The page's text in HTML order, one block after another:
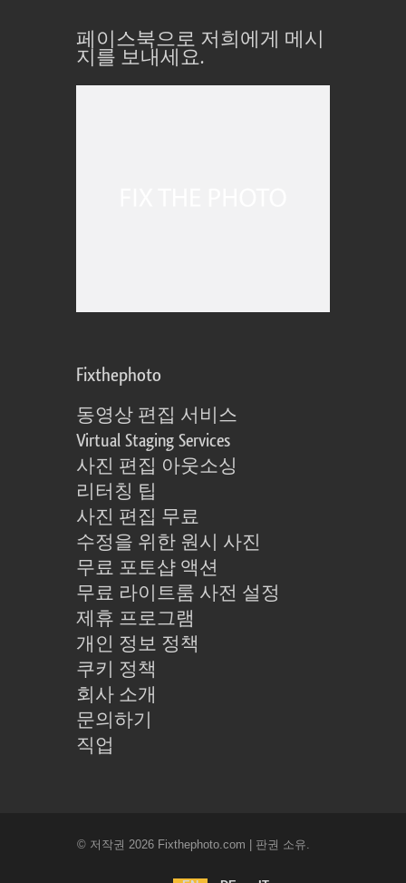
페이스북으로 저희에게 메시
지를 보내세요.
Fixthephoto
동영상 편집 서비스
Virtual Staging Services
사진 편집 아웃소싱
리터칭 팁
사진 편집 무료
수정을 위한 원시 사진
무료 포토샵 액션
무료 라이트룸 사전 설정
제휴 프로그램
개인 정보 정책
쿠키 정책
회사 소개
문의하기
직업
© 저작권 2026 Fixthephoto.com | 판권 소유.